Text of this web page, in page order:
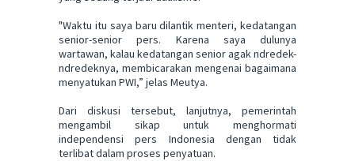
"Waktu itu saya baru dilantik menteri, kedatangan
senior-senior pers. Karena saya dulunya
wartawan, kalau kedatangan senior agak ndredek-
ndredeknya, membicarakan mengenai bagaimana
menyatukan PWI,” jelas Meutya.
Dari diskusi tersebut, lanjutnya, pemerintah
mengambil sikap untuk menghormati
independensi pers Indonesia dengan tidak
terlibat dalam proses penyatuan.